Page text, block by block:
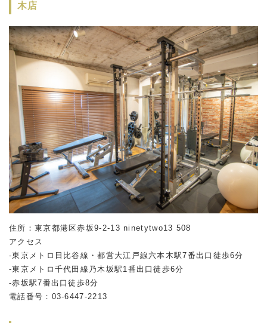
木店
住所：東京都港区赤坂9-2-13 ninetytwo13 508
アクセス
-東京メトロ日比谷線・都営大江戸線六本木駅7番出口徒歩6分
-東京メトロ千代田線乃木坂駅 1 番出口徒歩6分
-赤坂駅7番出口徒歩8分
電話番号： 03-6447-2213